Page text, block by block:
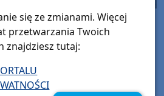
budynek dawnej
Odnowa zabytku
zł
się ze zmianami. Więcej
przetwarzania Twoich
znajdziesz tutaj: